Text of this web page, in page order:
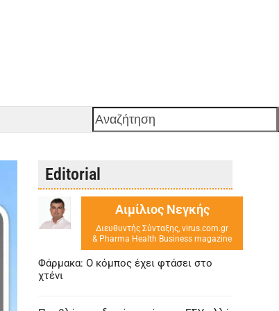
Αναζήτηση
Editorial
Αιμίλιος Νεγκής
Διευθυντής Σύνταξης, virus.com.gr
& Pharma Health Business magazine
Φάρμακα: Ο κόμπος έχει φτάσει στο
χτένι